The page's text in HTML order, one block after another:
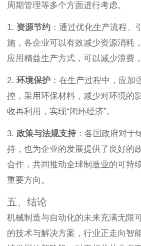
周期管理等多个方面进行考虑。
1. 资源节约 ：通过优化生产流程、
施，各企业可以有效减少资源消耗
应用精益生产方式，可以减少浪费
2. 环境保护 ：在生产过程中，应加
控，采用环保材料，减少对环境的
收再利用，实现“闭环经济”。
3. 政策与法规支持 ：各国政府对于
持，也为企业的发展提供了良好的
合作，共同推动全球制造业的可持
重要方向。
五、结论
机械制造与自动化的未来充满无限
的技术与解决方案，行业正走向智